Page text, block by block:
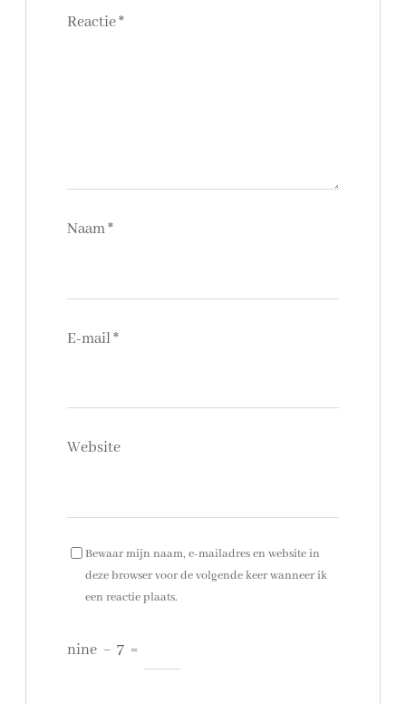
Reactie*
Naam*
E-mail*
Website
Bewaar mijn naam, e-mailadres en website in
deze browser voor de volgende keer wanneer ik
een reactie plaats.
nine − 7 =